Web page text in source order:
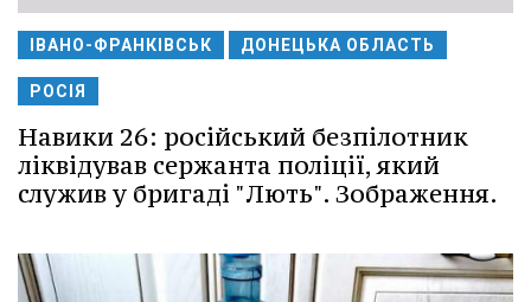
ІВАНО-ФРАНКІВСЬК ДОНЕЦЬКА ОБЛАСТЬ
РОСІЯ
Навики 26: російський безпілотник
ліквідував сержанта поліції, який
служив у бригаді "Лють". Зображення.